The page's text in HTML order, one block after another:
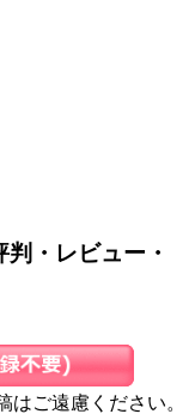
・レビュー・
ご遠慮ください。